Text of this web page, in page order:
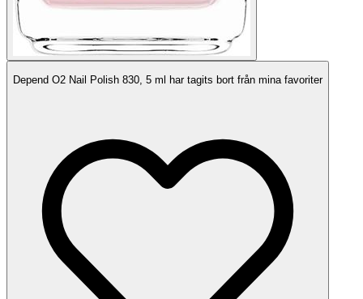
Depend O2 Nail Polish 830, 5 ml har tagits bort från mina favoriter